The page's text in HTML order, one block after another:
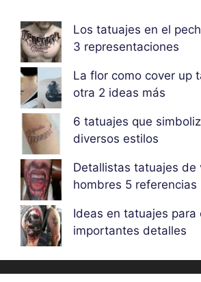
Los tatuajes en el
3 representaciones
La flor como cover up
otra 2 ideas más
6 tatuajes que
diversos estilos
Detallistas tatuajes de
hombres 5 referencias
Ideas en tatuajes para
importantes detalles